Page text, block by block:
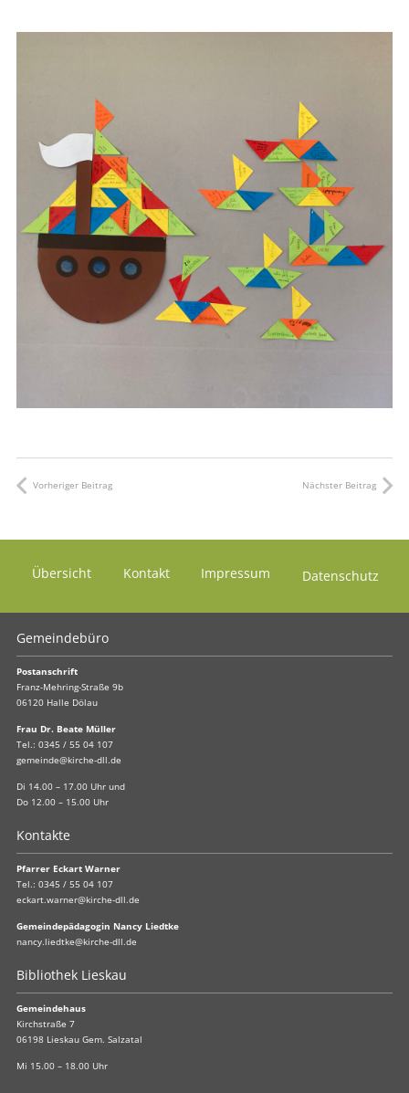
Vorheriger Beitrag Nächster Beitrag
Übersicht Kontakt Impressum Datenschutz
Gemeindebüro
Postanschrift
Franz-Mehring-Straße 9b
06120 Halle Dölau
Frau Dr. Beate Müller
Tel.: 0345 / 55 04 107
gemeinde@kirche-dll.de
Di 14.00 – 17.00 Uhr und
Do 12.00 – 15.00 Uhr
Kontakte
Pfarrer Eckart Warner
Tel.: 0345 / 55 04 107
eckart.warner@kirche-dll.de
Gemeindepädagogin Nancy Liedtke
nancy.liedtke@kirche-dll.de
Bibliothek Lieskau
Gemeindehaus
Kirchstraße 7
06198 Lieskau Gem. Salzatal
Mi 15.00 – 18.00 Uhr